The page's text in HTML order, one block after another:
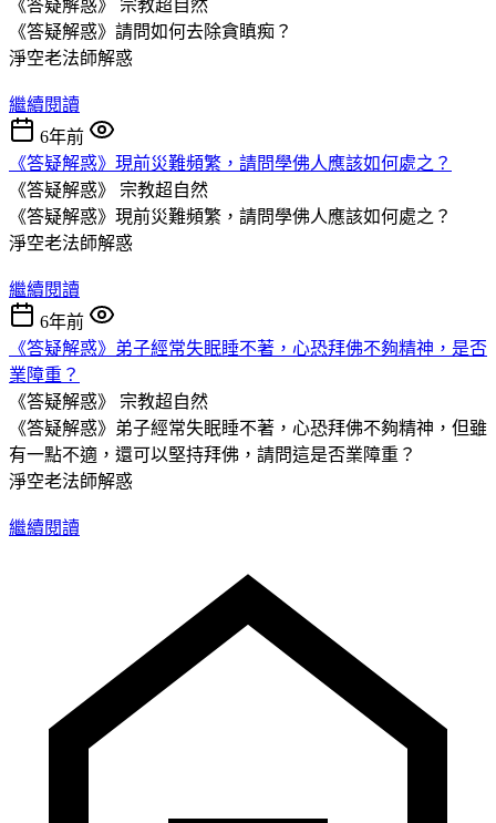
《答疑解惑》 宗教超自然
《答疑解惑》請問如何去除貪瞋痴？
淨空老法師解惑
繼續閱讀
6年前
《答疑解惑》現前災難頻繁，請問學佛人應該如何處之？
《答疑解惑》 宗教超自然
《答疑解惑》現前災難頻繁，請問學佛人應該如何處之？
淨空老法師解惑
繼續閱讀
6年前
《答疑解惑》弟子經常失眠睡不著，心恐拜佛不夠精神，是否
業障重？
《答疑解惑》 宗教超自然
《答疑解惑》弟子經常失眠睡不著，心恐拜佛不夠精神，但雖
有一點不適，還可以堅持拜佛，請問這是否業障重？
淨空老法師解惑
繼續閱讀